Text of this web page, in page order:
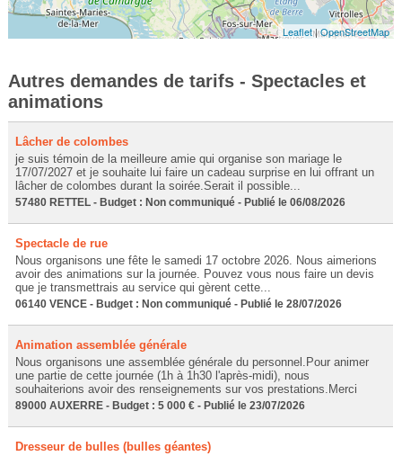
Leaflet|OpenStreetMap
Autres demandes de tarifs - Spectacles et
animations
Lâcher de colombes
je suis témoin de la meilleure amie qui organise son mariage le
17/07/2027 et je souhaite lui faire un cadeau surprise en lui offrant un
lâcher de colombes durant la soirée.Serait il possible...
57480 RETTEL - Budget : Non communiqué - Publié le 06/08/2026
Spectacle de rue
Nous organisons une fête le samedi 17 octobre 2026. Nous aimerions
avoir des animations sur la journée. Pouvez vous nous faire un devis
que je transmettrais au service qui gèrent cette...
06140 VENCE - Budget : Non communiqué - Publié le 28/07/2026
Animation assemblée générale
Nous organisons une assemblée générale du personnel.Pour animer
une partie de cette journée (1h à 1h30 l'après-midi), nous
souhaiterions avoir des renseignements sur vos prestations.Merci
89000 AUXERRE - Budget : 5 000 € - Publié le 23/07/2026
Dresseur de bulles (bulles géantes)